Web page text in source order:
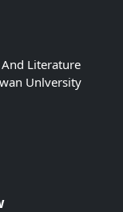
Literature
Unlversity